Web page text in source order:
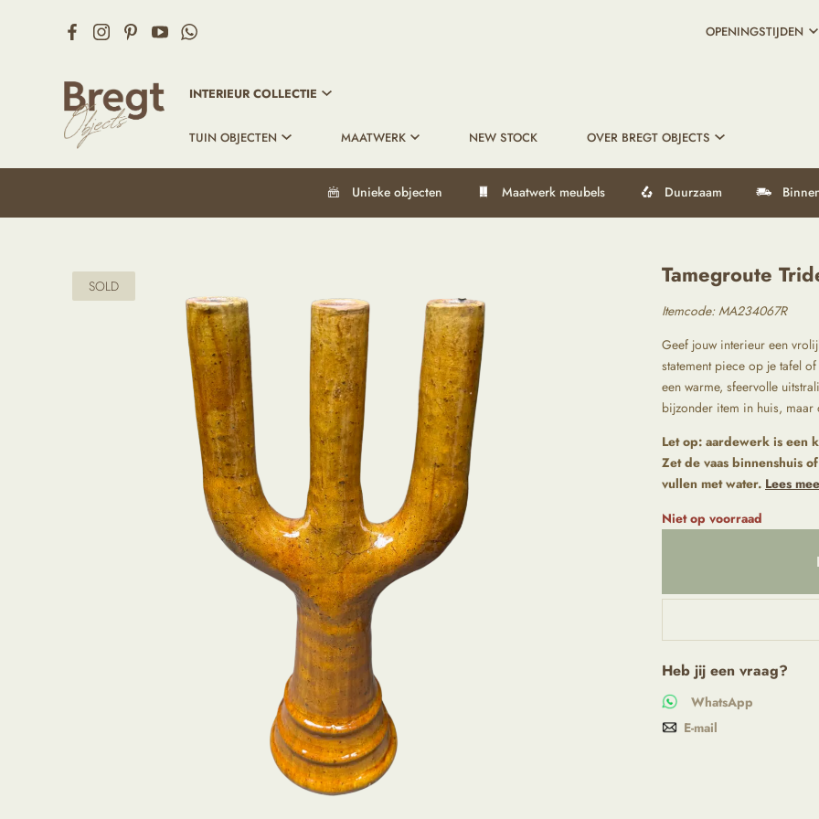
OPENINGSTIJDEN
INTERIEUR COLLECTIE
TUIN OBJECTEN MAATWERK NEW STOCK OVER BREGT OBJECTS
Unieke objecten Maatwerk meubels Duurzaam
SOLD Tamegroute
Itemcode: MA234067R
Geef jouw interieur een
statement piece op je tafel
een warme, sfeervolle
bijzonder item in huis, maar
Let op: aardewerk is een
Zet de vaas binnenshuis
vullen met water. Lees
Niet op voorraad
Heb jij een vraag?
WhatsApp
E-mail